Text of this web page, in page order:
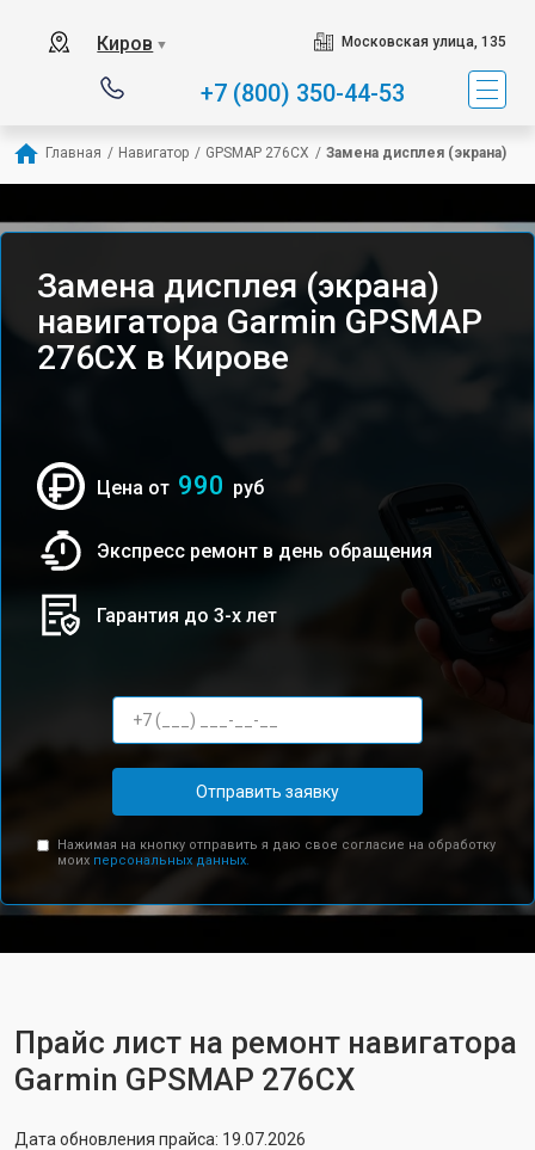
Киров ▼ Московская улица, 135
+7 (800) 350-44-53
Главная / Навигатор / GPSMAP 276CX / Замена дисплея (экрана)
Замена дисплея (экрана)
навигатора Garmin GPSMAP
276CX в Кирове
Цена от 990 руб
Экспресс ремонт в день обращения
Гарантия до 3-х лет
Отправить заявку
Нажимая на кнопку отправить я даю свое согласие на обработку
моих персональных данных.
Прайс лист на ремонт навигатора
Garmin GPSMAP 276CX
Дата обновления прайса: 19.07.2026